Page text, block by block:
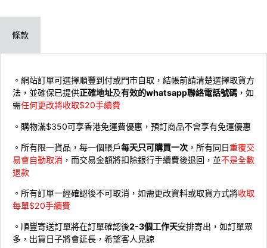
條款
。網站訂單可選擇順豐到付或門市自取，結帳前請清楚選擇取貨方
法，並確保已提供正確地址及有效的whatsapp聯絡電話號碼 ，如
需任何更改將收取$20手續費
。購物滿$350可享香港免運費優惠，預訂商品不會享有免運優惠
。所有限一貨品，每一個賬戶每天只可購買一次 ，所有同日重覆交
易會自動取消 ，而交易金額將扣除銀行手續費後退回，並不是全數
退款
。所有訂單一經確認後不可取消，如需更改資料或取貨方式將收取
每單$20手續費
。順豐寄送訂單將在訂單確認後2-3個工作天安排寄出，如訂單眾
多，出貨日子將會延長，希望客人見諒